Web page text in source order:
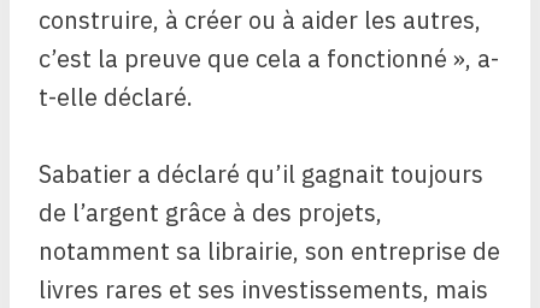
construire, à créer ou à aider les autres,
c’est la preuve que cela a fonctionné », a-
t-elle déclaré.
Sabatier a déclaré qu’il gagnait toujours
de l’argent grâce à des projets,
notamment sa librairie, son entreprise de
livres rares et ses investissements, mais